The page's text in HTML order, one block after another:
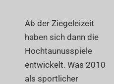
Ab der Ziegeleizeit
haben sich dann die
Hochtaunusspiele
entwickelt. Was 2010
als sportlicher